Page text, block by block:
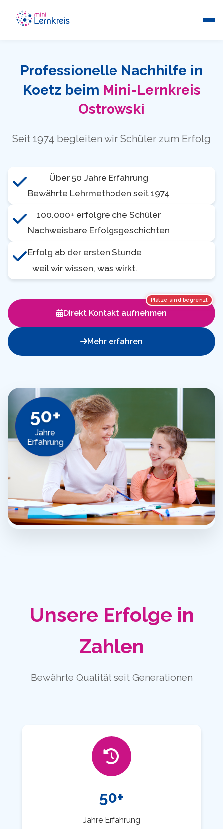
Professionelle Nachhilfe in
Koetz beim Mini-Lernkreis
Ostrowski
Seit 1974 begleiten wir Schüler zum Erfolg
Über 50 Jahre Erfahrung
Bewährte Lehrmethoden seit 1974
100.000+ erfolgreiche Schüler
Nachweisbare Erfolgsgeschichten
Erfolg ab der ersten Stunde
weil wir wissen, was wirkt.
Plätze sind begrenzt
Direkt Kontakt aufnehmen
Mehr erfahren
50+
Jahre
Erfahrung
Unsere Erfolge in
Zahlen
Bewährte Qualität seit Generationen
50+
Jahre Erfahrung